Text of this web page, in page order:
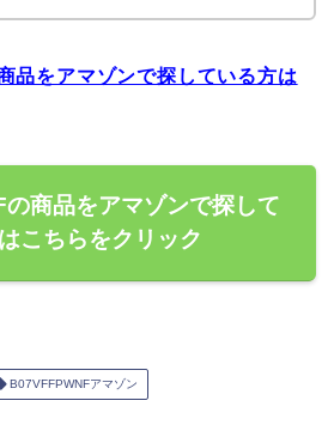
品をアマゾンで探している方は
商品をアマゾンで探して
こちらをクリック
B07VFFPWNFアマゾン